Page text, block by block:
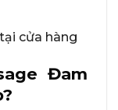
cửa hàng
Đam